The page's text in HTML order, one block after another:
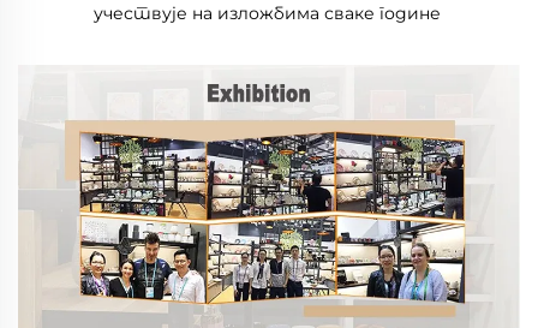
учествује на изложбима сваке године